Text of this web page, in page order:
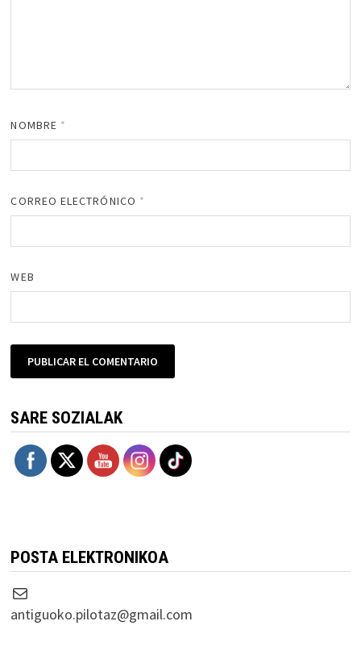
NOMBRE *
CORREO ELECTRÓNICO *
WEB
SARE SOZIALAK
POSTA ELEKTRONIKOA
Correo electrónico
antiguoko.pilotaz@gmail.com